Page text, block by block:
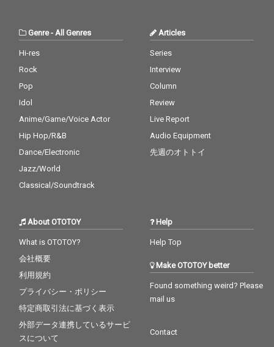
Genre- All Genres
Hi-res
Rock
Pop
Idol
Anime/Game/Voice Actor
Hip Hop/R&B
Dance/Electronic
Jazz/World
Classical/Soundtrack
Articles
Series
Interview
Column
Review
Live Report
Audio Equipment
先週のオトトイ
About OTOTOY
What is OTOTOY?
会社概要
利用規約
プライバシー・ポリシー
特定商取引法に基づく表示
外部データ連携しているサービ
スについて
Help
Help Top
Make OTOTOY better
Found something weird? Please
mail us
Contact